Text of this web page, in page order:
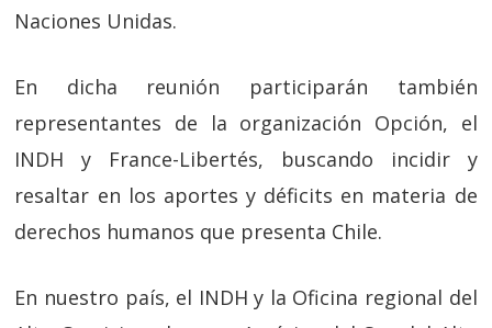
Naciones Unidas.
En dicha reunión participarán también
representantes de la organización Opción, el
INDH y France-Libertés, buscando incidir y
resaltar en los aportes y déficits en materia de
derechos humanos que presenta Chile.
En nuestro país, el INDH y la Oficina regional del